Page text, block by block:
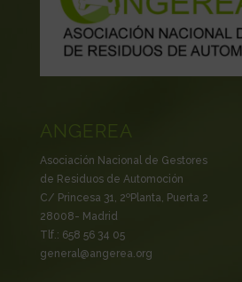
ANGEREA
Asociación Nacional de Gestores
de Residuos de Automoción
C/ Princesa 31, 2ºPlanta, Puerta 2
28008- Madrid
Tlf.: 658 56 34 05
general@angerea.org